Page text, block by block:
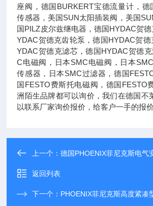
座阀，德国BURKERT宝德流量计，德
传感器，美国SUN太阳插装阀，美国
国PILZ皮尔兹继电器，德国HYDAC贺
YDAC贺德克齿轮泵，德国HYDAC贺
YDAC贺德克滤芯，德国HYDAC贺德
C电磁阀，日本SMC电磁阀，日本
传感器，日本SMC过滤器，德国
国FESTO费斯托电磁阀，德国FESTO
洲陌生品牌都可以询价，我们在德国不
以联系厂家询价报价，给客户一手的报价
上一个：德国PHOENIX菲尼克斯电气
返回列表
下一个： PHOENIX菲尼克斯高度紧凑